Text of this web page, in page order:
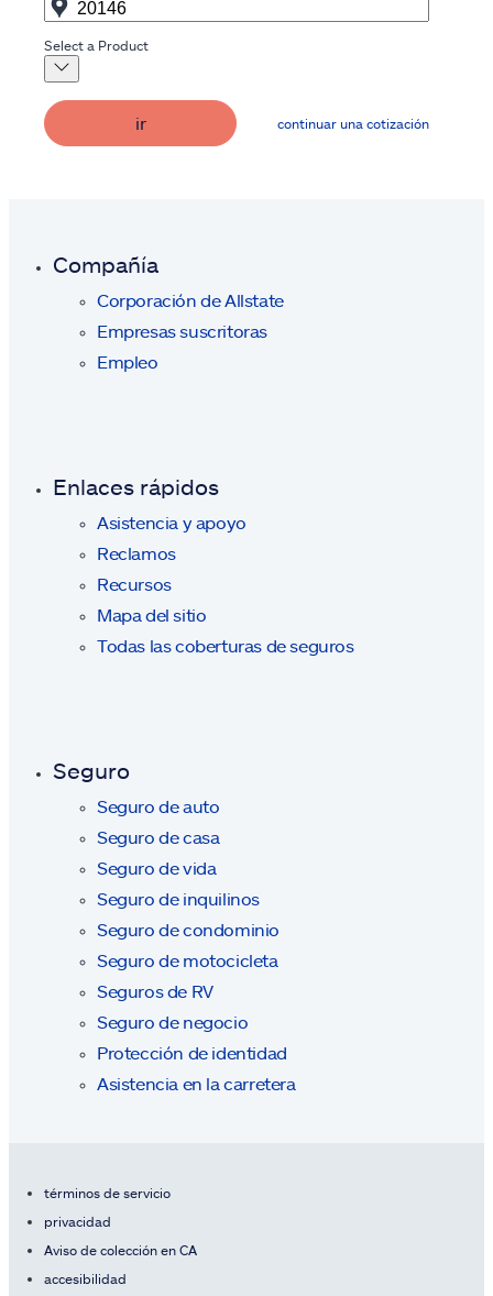
Select a Product
ir continuar una cotización
Compañía
Corporación de Allstate
Empresas suscritoras
Empleo
Enlaces rápidos
Asistencia y apoyo
Reclamos
Recursos
Mapa del sitio
Todas las coberturas de seguros
Seguro
Seguro de auto
Seguro de casa
Seguro de vida
Seguro de inquilinos
Seguro de condominio
Seguro de motocicleta
Seguros de RV
Seguro de negocio
Protección de identidad
Asistencia en la carretera
términos de servicio
privacidad
Aviso de colección en CA
accesibilidad